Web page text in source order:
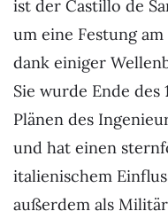
ist der Castillo de
um eine Festung
dank einiger
Sie wurde Ende des
Plänen des
und hat einen
italienischem
außerdem als